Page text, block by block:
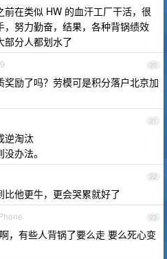
在类似 HW 的血汗工厂干活，很
，努力勤奋，结果，各种背锅绩效
分人都划水了
20
励了吗？劳模可是积分落户北京加
21
逆淘汰
办法。
22
他更牛，更会哭累就好了
23
，有些人背锅了要么走 要么死心变